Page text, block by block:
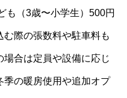
も（3歳〜小学生）500円
む際の張数料や駐車料も
合は定員や設備に応じ
季の暖房使用や追加オプ